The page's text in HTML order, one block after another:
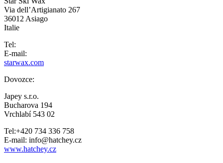
Via dell’Artigianato 267
36012 Asiago
Italie
Tel:
E-mail:
starwax.com
Dovozce:
Japey s.r.o.
Bucharova 194
Vrchlabí 543 02
Tel:+420 734 336 758
E-mail: info@hatchey.cz
www.hatchey.cz